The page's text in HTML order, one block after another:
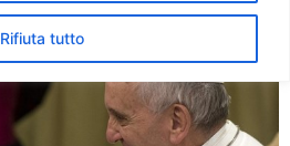
Rifiuta tutto